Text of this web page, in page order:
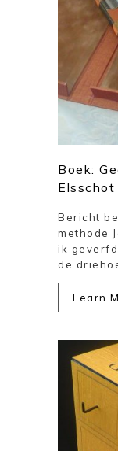
Boek:
Elsschot
Bericht
methode
ik
de
Learn